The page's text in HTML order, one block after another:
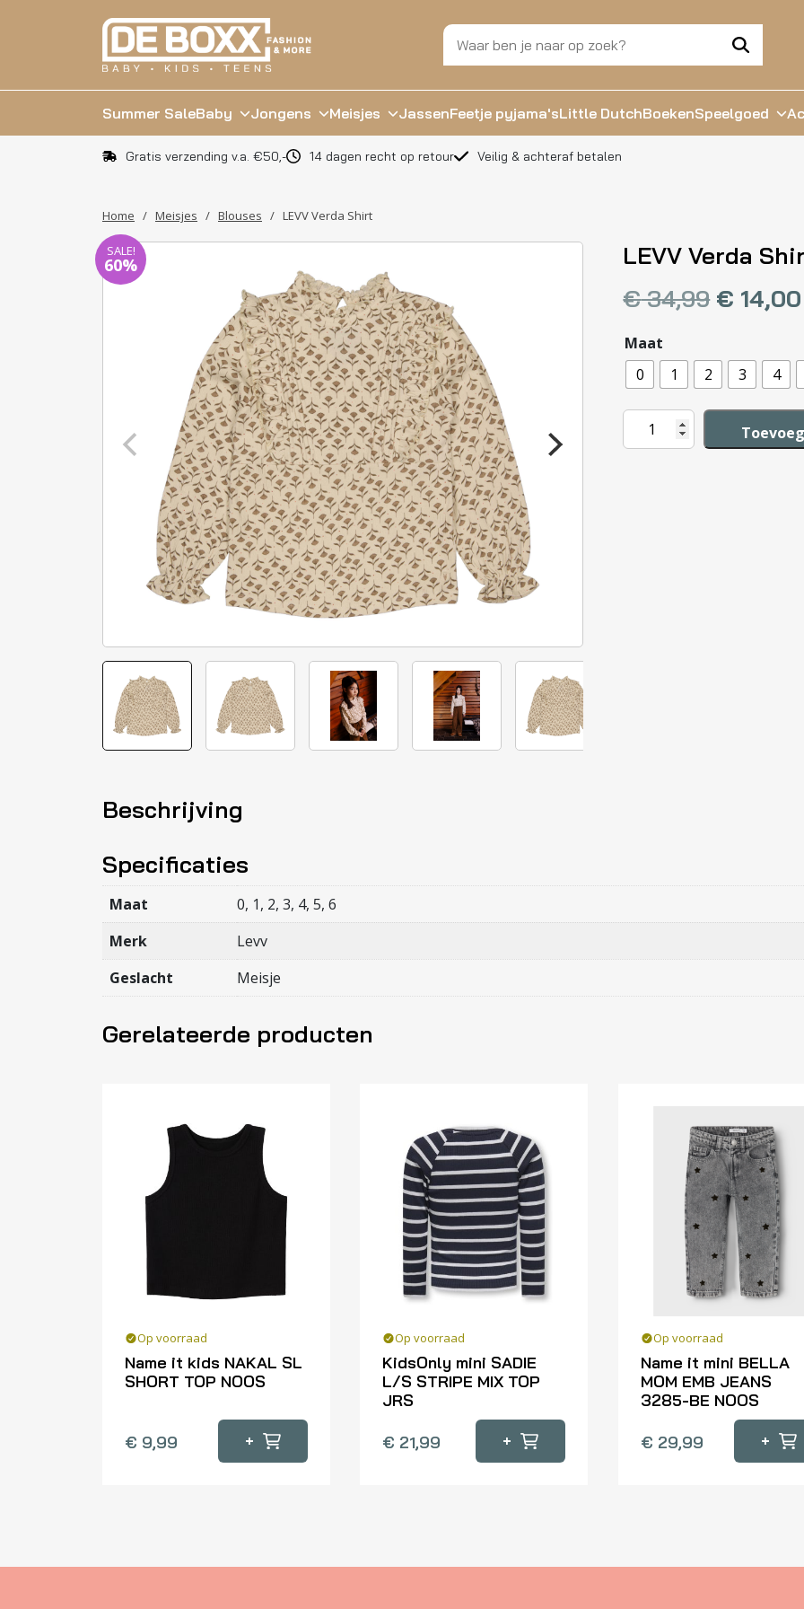
Summer SaleBaby Jongens Meisjes JassenFeetje pyjama'sLittle DutchBoekenSpeelgoed
Gratis verzending v.a. €50,- 14 dagen recht op retour Veilig & achteraf betalen
Home / Meisjes / Blouses / LEVV Verda Shirt
SALE!
60%
LEVV Verda
€34,99 € 14,00
Maat
0
1 2 3 4
LEVV
Verda
Beschrijving
Specificaties
Maat
0, 1, 2, 3, 4, 5, 6
Merk
Levv
Geslacht
Meisje
Gerelateerde producten
Op voorraad
Name it kids NAKAL SL
SHORT TOP NOOS
€ 9,99 +
product
heeft
kan
Op voorraad
KidsOnly mini SADIE
L/S STRIPE MIX TOP
JRS
€ 21,99 +
product
optie
Op voorraad
Name it mini BELLA
MOM EMB JEANS
3285-BE NOOS
€ 29,99 +
product
optie